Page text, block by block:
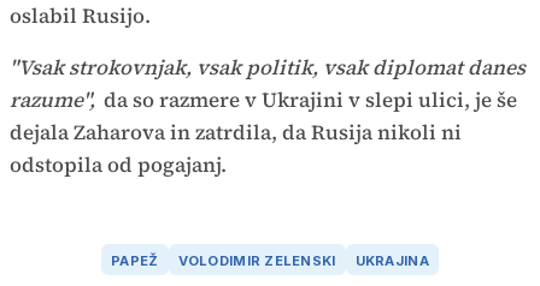
oslabil Rusijo.
"Vsak strokovnjak, vsak politik, vsak diplomat danes
razume", da so razmere v Ukrajini v slepi ulici, je še
dejala Zaharova in zatrdila, da Rusija nikoli ni
odstopila od pogajanj.
PAPEŽ VOLODIMIR ZELENSKI UKRAJINA